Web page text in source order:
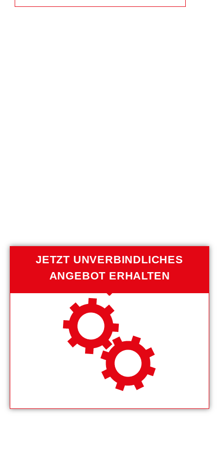
JETZT UNVERBINDLICHES
ANGEBOT ERHALTEN